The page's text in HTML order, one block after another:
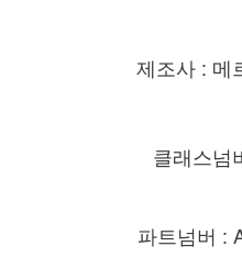
제조사 : 메
클래스넘
파트넘버 :